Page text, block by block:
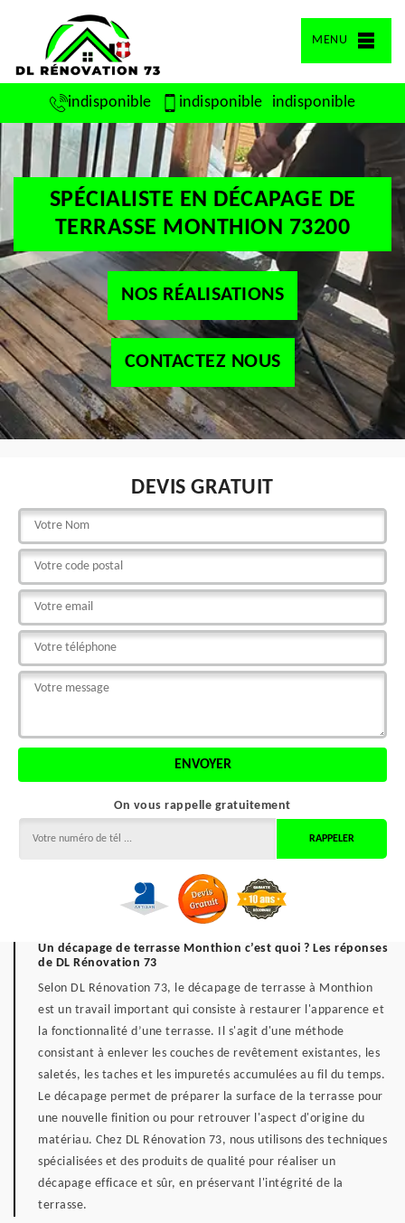
MENU
indisponible indisponible indisponible
SPÉCIALISTE EN DÉCAPAGE DE
TERRASSE MONTHION 73200
NOS RÉALISATIONS
CONTACTEZ NOUS
DEVIS GRATUIT
On vous rappelle gratuitement
Un décapage de terrasse Monthion c’est quoi ? Les réponses
de DL Rénovation 73
Selon DL Rénovation 73, le décapage de terrasse à Monthion
est un travail important qui consiste à restaurer l'apparence et
la fonctionnalité d’une terrasse. Il s'agit d'une méthode
consistant à enlever les couches de revêtement existantes, les
saletés, les taches et les impuretés accumulées au fil du temps.
Le décapage permet de préparer la surface de la terrasse pour
une nouvelle finition ou pour retrouver l'aspect d'origine du
matériau. Chez DL Rénovation 73, nous utilisons des techniques
spécialisées et des produits de qualité pour réaliser un
décapage efficace et sûr, en préservant l'intégrité de la
terrasse.